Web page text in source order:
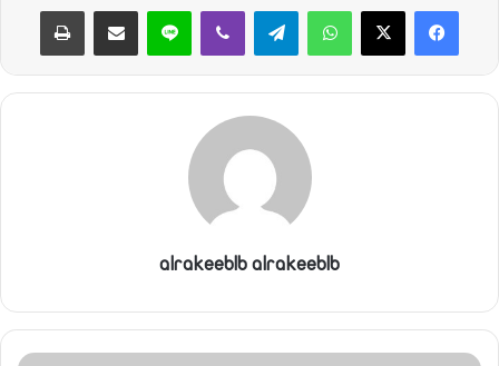
واتساب تيلقرام ڤايبر لاين مشاركة عبر البريد طباعة
alrakeeblb alrakeeblb